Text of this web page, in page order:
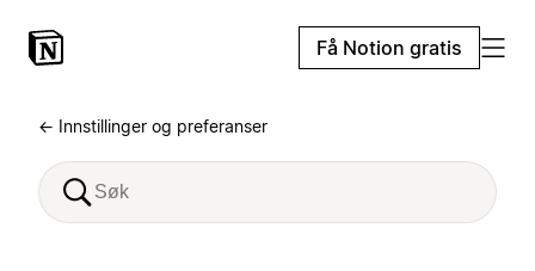
Få Notion gratis
← Innstillinger og preferanser